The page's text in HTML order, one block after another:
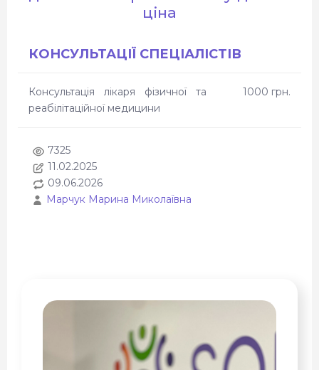
ціна
КОНСУЛЬТАЦІЇ СПЕЦІАЛІСТІВ
Консультація лікаря фізичної та
реабілітаційної медицини
1000 грн.
7325
11.02.2025
09.06.2026
Марчук Марина Миколаївна